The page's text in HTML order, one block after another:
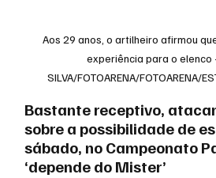
Aos 29 anos, o artilheiro afirmou
experiência para o elenco
SILVA/FOTOARENA/FOTOARENA/
Bastante receptivo,
sobre a possibilidade de
sábado, no Campeonato
‘depende do Mister’